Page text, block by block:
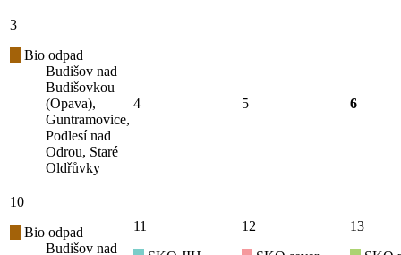
3
Bio odpad
Budišov nad
Budišovkou
(Opava),
Guntramovice,
Podlesí nad
Odrou, Staré
Oldřůvky
4 5 6
10
Bio odpad
Budišov nad
11
12
13